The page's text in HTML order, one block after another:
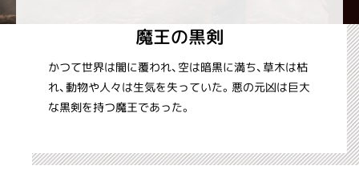
魔王の黒剣
かつて世界は闇に覆われ、空は暗黒に満ち、草木は枯
れ、動物や人々は生気を失っていた。悪の元凶は巨大
な黒剣を持つ魔王であった。